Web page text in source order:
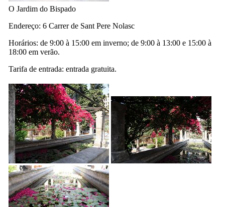
O Jardim do Bispado
Endereço: 6 Carrer de Sant Pere Nolasc
Horários: de 9:00 à 15:00 em inverno; de 9:00 à 13:00 e 15:00 à
18:00 em verão.
Tarifa de entrada: entrada gratuita.